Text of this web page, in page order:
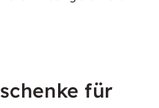
für